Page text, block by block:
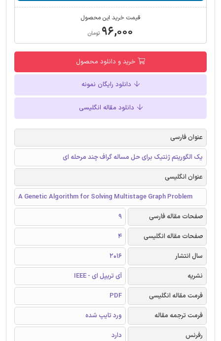
قیمت خرید این محصول
۹۶,۰۰۰ تومان
خرید و دانلود محصول
دانلود رایگان نمونه
دانلود مقاله انگلیسی
عنوان فارسی
یک الگوریتم ژنتیک برای حل مساله گراف چند مرحله ای
عنوان انگلیسی
A Genetic Algorithm for Solving Multistage Graph Problem
صفحات مقاله فارسی
9
صفحات مقاله انگلیسی
4
سال انتشار
2016
نشریه
آی تریپل ای - IEEE
فرمت مقاله انگلیسی
PDF
فرمت ترجمه مقاله
ورد تایپ شده
رفرنس
دارد